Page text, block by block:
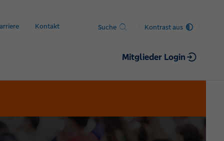
Kontakt Suche Kontrast aus
Mitglieder Login